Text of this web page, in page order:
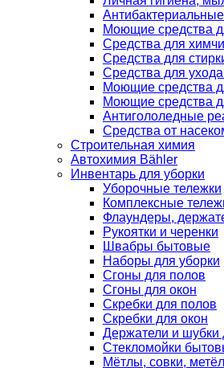
Моющие средства
Средства для
Средства для
Средства для
Моющие средства
Моющие средства
Антигололедные
Средства от
Строительная химия
Автохимия Bähler
Инвентарь для уборки
Уборочные тележки
Комплексные
Флаундеры,
Рукоятки и черенки
Швабры бытовые
Наборы для уборки
Сгоны для полов
Сгоны для окон
Скребки для полов
Скребки для окон
Держатели и шубки
Стекломойки
Мётлы, совки,